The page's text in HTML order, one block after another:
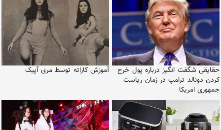
آموزش کاراته توسط مری آپیک
حقایقی شگفت انگیز درباره پول خرج
کردن دونالد ترامپ در زمان ریاست
جمهوری امریکا